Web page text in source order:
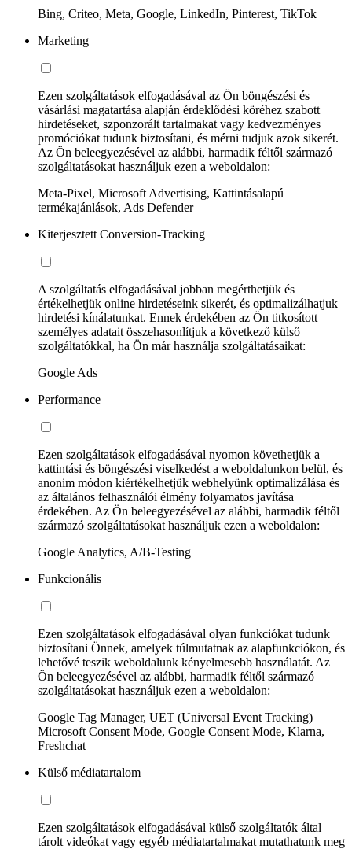
Bing, Criteo, Meta, Google, LinkedIn, Pinterest, TikTok
Marketing
Ezen szolgáltatások elfogadásával az Ön böngészési és
vásárlási magatartása alapján érdeklődési köréhez szabott
hirdetéseket, szponzorált tartalmakat vagy kedvezményes
promóciókat tudunk biztosítani, és mérni tudjuk azok sikerét.
Az Ön beleegyezésével az alábbi, harmadik féltől származó
szolgáltatásokat használjuk ezen a weboldalon:
Meta-Pixel, Microsoft Advertising, Kattintásalapú
termékajánlások, Ads Defender
Kiterjesztett Conversion-Tracking
A szolgáltatás elfogadásával jobban megérthetjük és
értékelhetjük online hirdetéseink sikerét, és optimalizálhatjuk
hirdetési kínálatunkat. Ennek érdekében az Ön titkosított
személyes adatait összehasonlítjuk a következő külső
szolgáltatókkal, ha Ön már használja szolgáltatásaikat:
Google Ads
Performance
Ezen szolgáltatások elfogadásával nyomon követhetjük a
kattintási és böngészési viselkedést a weboldalunkon belül, és
anonim módon kiértékelhetjük webhelyünk optimalizálása és
az általános felhasználói élmény folyamatos javítása
érdekében. Az Ön beleegyezésével az alábbi, harmadik féltől
származó szolgáltatásokat használjuk ezen a weboldalon:
Google Analytics, A/B-Testing
Funkcionális
Ezen szolgáltatások elfogadásával olyan funkciókat tudunk
biztosítani Önnek, amelyek túlmutatnak az alapfunkciókon, és
lehetővé teszik weboldalunk kényelmesebb használatát. Az
Ön beleegyezésével az alábbi, harmadik féltől származó
szolgáltatásokat használjuk ezen a weboldalon:
Google Tag Manager, UET (Universal Event Tracking)
Microsoft Consent Mode, Google Consent Mode, Klarna,
Freshchat
Külső médiatartalom
Ezen szolgáltatások elfogadásával külső szolgáltatók által
tárolt videókat vagy egyéb médiatartalmakat mutathatunk meg